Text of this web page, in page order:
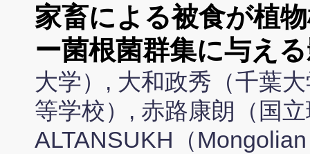
家畜による被食が植
ー菌根菌群集に与え
大学）, 大和政秀（千葉
等学校）, 赤路康朗（国
ALTANSUKH（